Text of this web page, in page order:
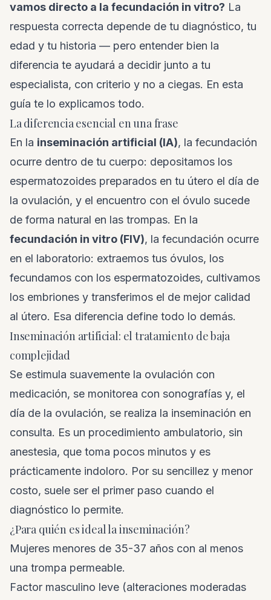
vamos directo a la fecundación in vitro? La
respuesta correcta depende de tu diagnóstico, tu
edad y tu historia — pero entender bien la
diferencia te ayudará a decidir junto a tu
especialista, con criterio y no a ciegas. En esta
guía te lo explicamos todo.
La diferencia esencial en una frase
En la inseminación artificial (IA), la fecundación
ocurre dentro de tu cuerpo: depositamos los
espermatozoides preparados en tu útero el día de
la ovulación, y el encuentro con el óvulo sucede
de forma natural en las trompas. En la
fecundación in vitro (FIV), la fecundación ocurre
en el laboratorio: extraemos tus óvulos, los
fecundamos con los espermatozoides, cultivamos
los embriones y transferimos el de mejor calidad
al útero. Esa diferencia define todo lo demás.
Inseminación artificial: el tratamiento de baja
complejidad
Se estimula suavemente la ovulación con
medicación, se monitorea con sonografías y, el
día de la ovulación, se realiza la inseminación en
consulta. Es un procedimiento ambulatorio, sin
anestesia, que toma pocos minutos y es
prácticamente indoloro. Por su sencillez y menor
costo, suele ser el primer paso cuando el
diagnóstico lo permite.
¿Para quién es ideal la inseminación?
Mujeres menores de 35-37 años con al menos
una trompa permeable.
Factor masculino leve (alteraciones moderadas